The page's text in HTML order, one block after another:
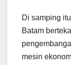
Di samping
Batam
mesin